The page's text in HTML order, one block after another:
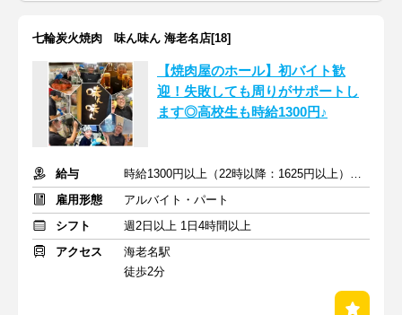
七輪炭火焼肉 味ん味ん 海老名店[18]
【焼肉屋のホール】初バイト歓
迎！失敗しても周りがサポートし
ます◎高校生も時給1300円♪
給与
時給1300円以上（22時以降：1625円以上）＋交通費支給
雇用形態
アルバイト・パート
シフト
週2日以上 1日4時間以上
アクセス
海老名駅
徒歩2分